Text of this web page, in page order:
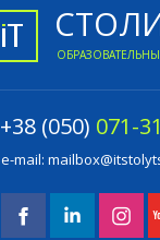
+38 (050) 071-
e-mail: